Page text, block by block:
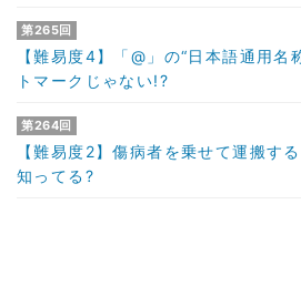
第265回
【難易度4】「@」の“日本語通用
トマークじゃない!?
第264回
【難易度2】傷病者を乗せて運搬す
知ってる?